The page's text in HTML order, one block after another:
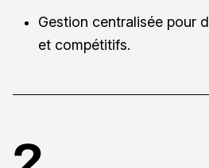
Gestion centralisée pour
et compétitifs.